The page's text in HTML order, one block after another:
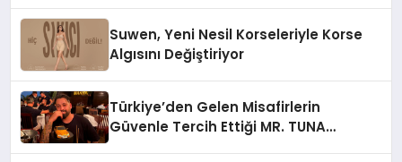
Suwen, Yeni Nesil Korseleriyle Korse
Algısını Değiştiriyor
Türkiye’den Gelen Misafirlerin
Güvenle Tercih Ettiği MR. TUNA